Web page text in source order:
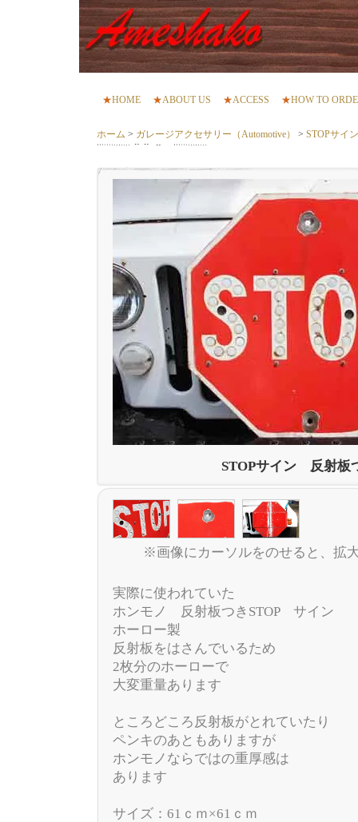
★HOME ★ABOUT US ★ACCESS ★HOW TO
ホーム > ガレージアクセサリー（Automotive） > STOPサイ
STOPサイン 反射板
※画像にカーソルをのせると、拡
実際に使われていた
ホンモノ 反射板つきSTOP サイン
ホーロー製
反射板をはさんでいるため
2枚分のホーローで
大変重量あります
ところどころ反射板がとれていたり
ペンキのあともありますが
ホンモノならではの重厚感は
あります
サイズ：61ｃｍ×61ｃｍ